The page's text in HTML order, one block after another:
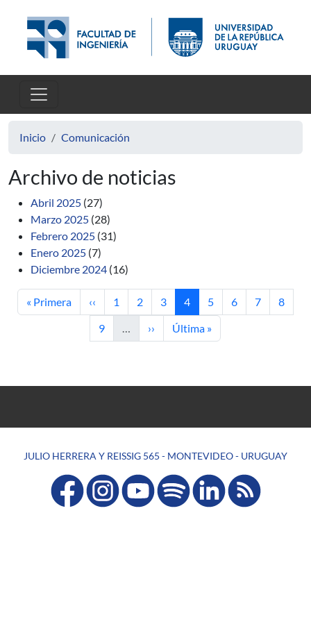
Inicio Comunicación
Archivo de noticias
Abril 2025 (27)
Marzo 2025 (28)
Febrero 2025 (31)
Enero 2025 (7)
Diciembre 2024 (16)
Primera página
« Primera Página anterior
‹‹ Página
1 Página
2 Página
3 Página actual
4 Página
5 Página
6 Página
7 Página
8
Página
9 … Siguiente página
›› Última página
Última »
JULIO HERRERA Y REISSIG 565 - MONTEVIDEO - URUGUAY